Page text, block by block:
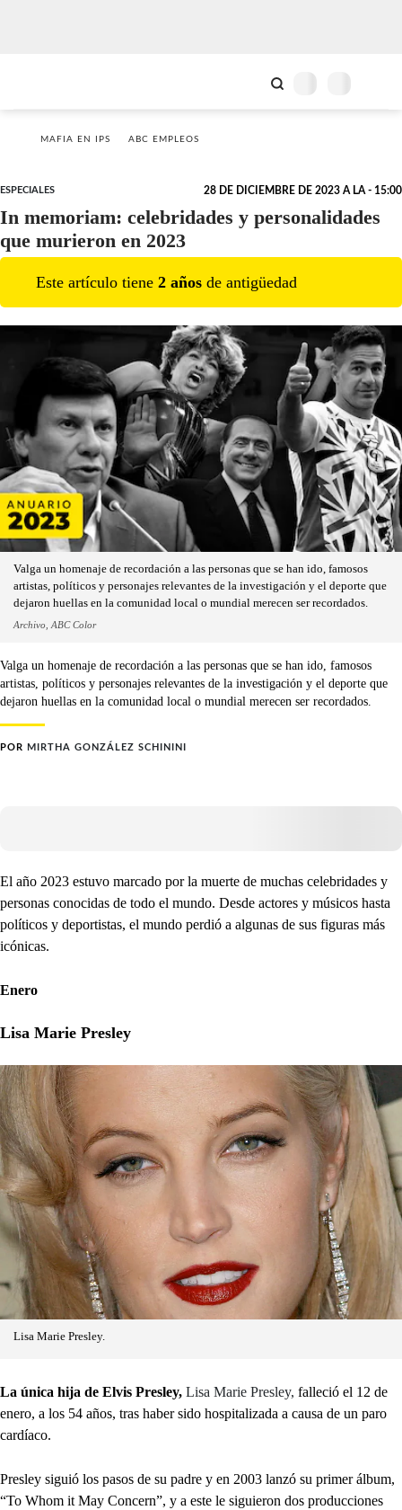
MAFIA EN IPS ABC EMPLEOS
ESPECIALES 28 DE DICIEMBRE DE 2023 A LA - 15:00
In memoriam: celebridades y personalidades
que murieron en 2023
Este artículo tiene 2 años de antigüedad
Valga un homenaje de recordación a las personas que se han ido, famosos
artistas, políticos y personajes relevantes de la investigación y el deporte que
dejaron huellas en la comunidad local o mundial merecen ser recordados.
Archivo, ABC Color
Valga un homenaje de recordación a las personas que se han ido, famosos
artistas, políticos y personajes relevantes de la investigación y el deporte que
dejaron huellas en la comunidad local o mundial merecen ser recordados.
POR MIRTHA GONZÁLEZ SCHININI
El año 2023 estuvo marcado por la muerte de muchas celebridades y
personas conocidas de todo el mundo. Desde actores y músicos hasta
políticos y deportistas, el mundo perdió a algunas de sus figuras más
icónicas.
Enero
Lisa Marie Presley
Lisa Marie Presley.
La única hija de Elvis Presley, Lisa Marie Presley, falleció el 12 de
enero, a los 54 años, tras haber sido hospitalizada a causa de un paro
cardíaco.
Presley siguió los pasos de su padre y en 2003 lanzó su primer álbum,
“To Whom it May Concern”, y a este le siguieron dos producciones